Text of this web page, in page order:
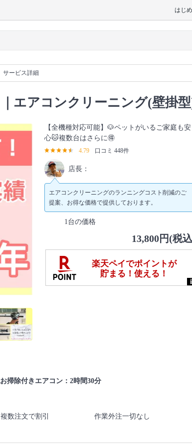
はじ
サービス詳細
｜エアコンクリーニング(壁掛
【全機種対応可能】🐶ペットがいるご家庭も安
心🐱複数台はさらに🉐
4.79 口コミ 448件
店長：
エアコンクリーニングのランニングコスト削減のご
提案、お得な価格で提供しております。
1台の価格
13,800円(税
お掃除付きエアコン：2時間30分
複数注文で割引 作業外注一切なし